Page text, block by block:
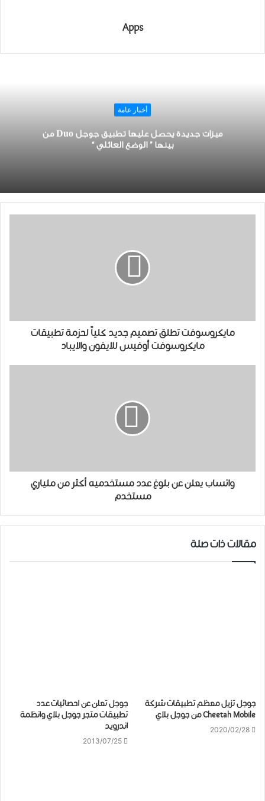
Apps
أخبار عامة
ميزات جديدة يحصل عليها تطبيق ﺟﻮﺟﻞ Duo من
بينها ” ﺍﻟﻮﺿﻊ ﺍﻟﻌﺎﺋﻠﻲ “
ﻣﺎﻳﻜﺮﻭﺳﻮﻓﺖ تطلق تصميم جديد كلياً لحزمة تطبيقات
مايكروسوفت ﺃﻭﻓﻴﺲ ﻟﻼﻳﻔﻮﻥ ﻭﺍﻻﻳﺒﺎﺩ
ﻭﺍﺗﺴﺎﺏ ﻳﻌﻠﻦ عن بلوغ ﻋﺪﺩ مستخدميه أكثر ﻣﻦ ﻣﻠﻴﺎﺭي
مستخدم
مقالات ذات صلة
ﺟﻮﺟﻞ ﺗﺰﻳﻞ ﻣﻌﻈﻢ ﺗﻄﺒﻴﻘﺎﺕ شركة
Cheetah Mobile ﻣﻦ ﺟﻮﺟﻞ ﺑﻼﻱ
2020/02/28
جوجل تعلن عن احصائيات عدد
تطبيقات متجر جوجل بلاي وانظمة
اندرويد
2013/07/25